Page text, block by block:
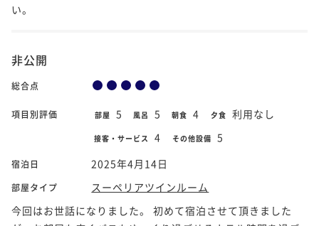
い。
非公開
総合点
項目別評価 部屋 5 風呂 5 朝食 4 夕食 利用なし
接客・サービス 4 その他設備 5
宿泊日 2025年4月14日
部屋タイプ
スーペリアツインルーム
今回はお世話になりました。 初めて宿泊させて頂きました